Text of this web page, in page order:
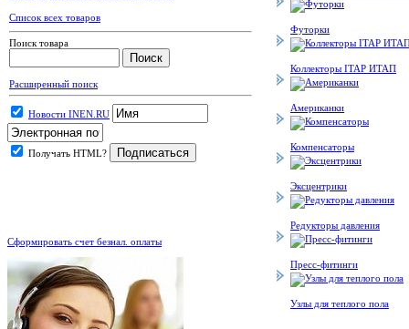
Список всех товаров
Поиск товара
Расширенный поиск
Новости INEN.RU
Получать HTML?
Сформировать счет безнал. оплаты
Футорки
Коллекторы ITAP ИТАП
Американки
Компенсаторы
Эксцентрики
Редукторы давления
Пресс-фитинги
Узлы для теплого пола